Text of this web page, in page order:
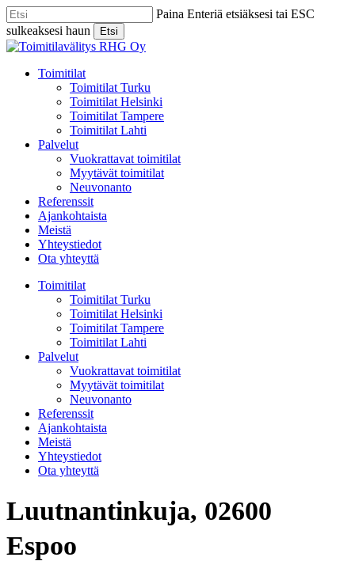
Skip
to
main
content
Paina Enteriä etsiäksesi tai ESC
sulkeaksesi haun
Etsi
Close
Menu
Toimitilat
Toimitilat Turku
Toimitilat Helsinki
Toimitilat Tampere
Toimitilat Lahti
Palvelut
Vuokrattavat toimitilat
Myytävät toimitilat
Neuvonanto
Referenssit
Ajankohtaista
Meistä
Yhteystiedot
Ota yhteyttä
Toimitilat
Toimitilat Turku
Toimitilat Helsinki
Toimitilat Tampere
Toimitilat Lahti
Palvelut
Vuokrattavat toimitilat
Myytävät toimitilat
Neuvonanto
Referenssit
Ajankohtaista
Meistä
Yhteystiedot
Ota yhteyttä
Luutnantinkuja, 02600
Espoo